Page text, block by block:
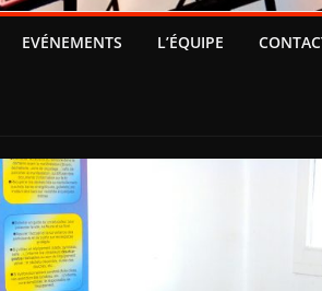
EVÉNEMENTS L’ÉQUIPE